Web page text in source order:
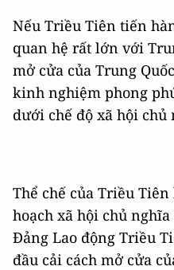
Nếu Triều Tiên tiến
quan hệ rất lớn với
mở cửa của Trung
kinh nghiệm phong
dưới chế độ xã hội chủ
Thể chế của Triều
hoạch xã hội chủ
Đảng Lao động Triều
đầu cải cách mở cửa